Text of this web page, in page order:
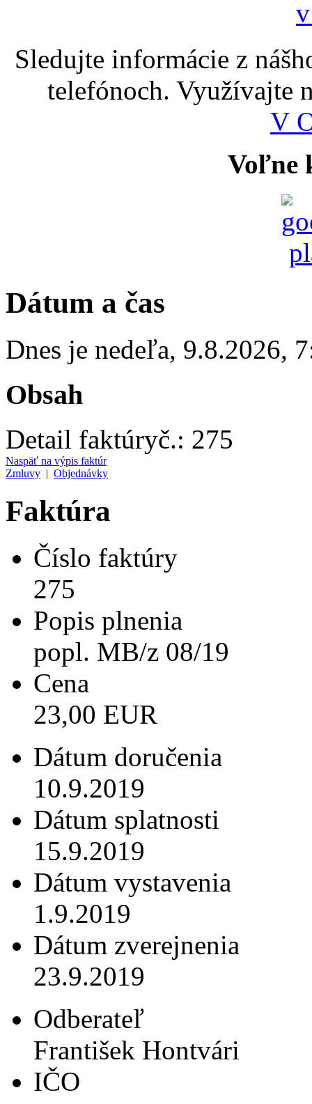
Sledujte informácie z
telefónoch. Využívajte
V
Voľne
Dátum a čas
Dnes je nedeľa, 9.8.2026,
Obsah
Detail faktúryč.: 275
Naspäť na výpis faktúr
Zmluvy | Objednávky
Faktúra
Číslo faktúry
275
Popis plnenia
popl. MB/z 08/19
Cena
23,00 EUR
Dátum doručenia
10.9.2019
Dátum splatnosti
15.9.2019
Dátum vystavenia
1.9.2019
Dátum zverejnenia
23.9.2019
Odberateľ
František Hontvári
IČO